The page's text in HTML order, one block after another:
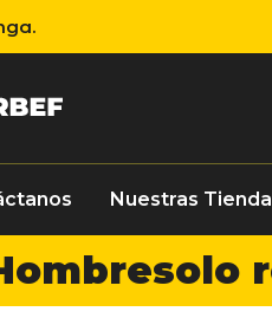
Nuestras